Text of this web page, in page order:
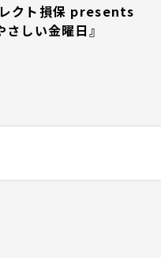
クト損保 presents
さしい金曜日』